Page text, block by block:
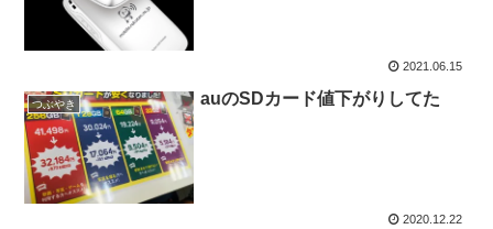
2021.06.15
つぶやき auのSDカード値下がりしてた
2020.12.22